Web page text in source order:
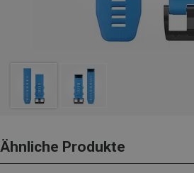
Ähnliche Produkte